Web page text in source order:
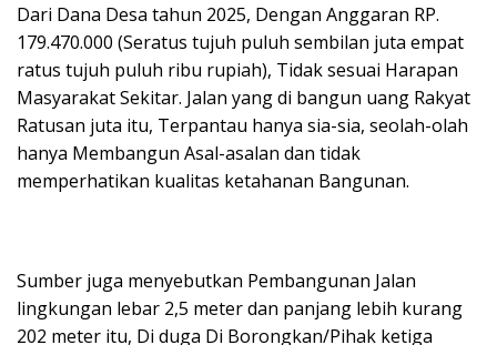
Dari Dana Desa tahun 2025, Dengan Anggaran RP.
179.470.000 (Seratus tujuh puluh sembilan juta empat
ratus tujuh puluh ribu rupiah), Tidak sesuai Harapan
Masyarakat Sekitar. Jalan yang di bangun uang Rakyat
Ratusan juta itu, Terpantau hanya sia-sia, seolah-olah
hanya Membangun Asal-asalan dan tidak
memperhatikan kualitas ketahanan Bangunan.
Sumber juga menyebutkan Pembangunan Jalan
lingkungan lebar 2,5 meter dan panjang lebih kurang
202 meter itu, Di duga Di Borongkan/Pihak ketiga